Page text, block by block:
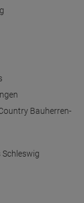
Bauherren-